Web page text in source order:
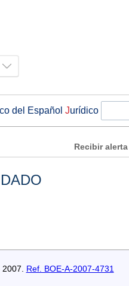
del Español Jurídico
Recibir alerta
Ref. BOE-A-2007-4731